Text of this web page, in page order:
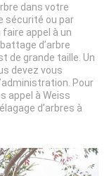
dans votre
sécurité ou par
appel à un
d’arbre
de grande taille. Un
devez vous
Pour
appel à Weiss
d’arbres à